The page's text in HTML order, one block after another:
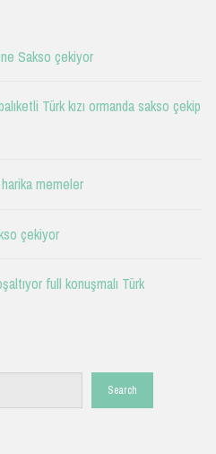
Sakso çekiyor
Türk kızı ormanda sakso çekip
memeler
çekiyor
full konuşmalı Türk
Search